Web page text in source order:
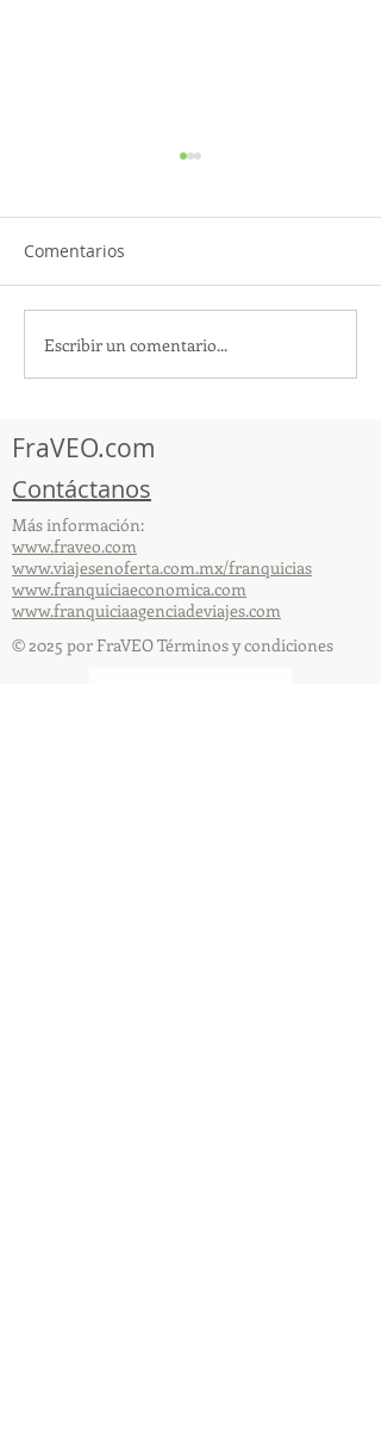
TourTravelynByFraveo
participó en la
Comentarios
Escribir un comentario...
FraVEO.com
Contáctanos
Más información:
www.fraveo.com
www.viajesenoferta.com.mx/franquicias
www.franquiciaeconomica.com
www.franquiciaagenciadeviajes.com
© 2025 por FraVEO Términos y condiciones